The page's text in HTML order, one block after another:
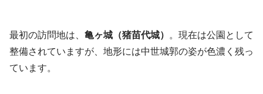
最初の訪問地は、 亀ヶ城（猪苗代城）
。現在は公園として
整備されていますが、地形には中世城郭の姿が色濃く残っ
ています。